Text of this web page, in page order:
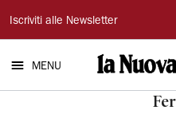
La
Nuova
Ferrara
Iscriviti alle Newsletter
MENU